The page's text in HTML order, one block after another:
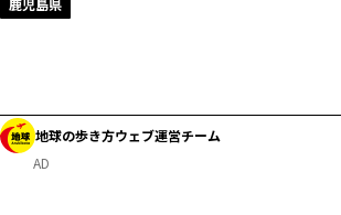
鹿児島県
地球の歩き方ウェブ運営チーム
AD